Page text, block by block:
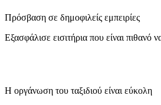
Πρόσβαση σε δημοφιλείς εμπειρίες
Εξασφάλισε εισιτήρια που είναι πιθανό
Η οργάνωση του ταξιδιού είναι εύκολη